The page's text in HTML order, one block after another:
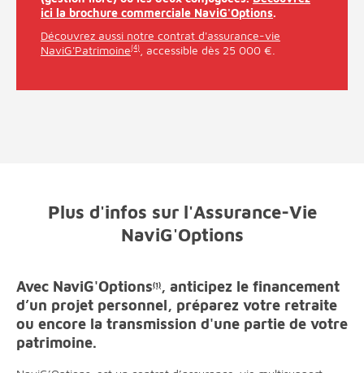
ici la brochure commerciale NaviG'Options.
Découvrez aussi notre contrat d'assurance-vie
NaviG'Patrimoine(4) , accessible dès 25 000 €.
Plus d'infos sur l'Assurance-Vie
NaviG'Options
Avec NaviG'Options(1), anticipez le financement
d’un projet personnel, préparez votre retraite
ou encore la transmission d'une partie de votre
patrimoine.